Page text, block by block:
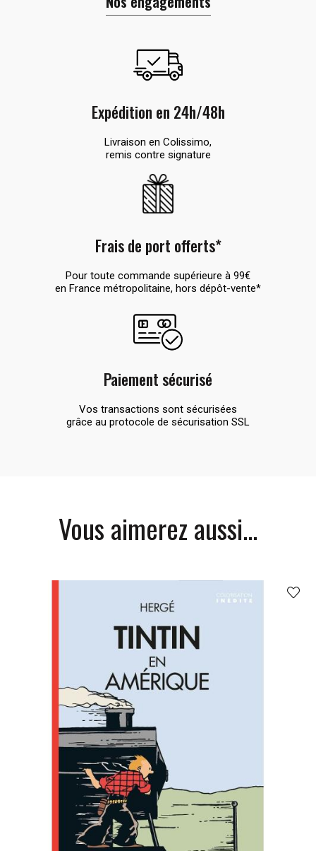
Expédition en 24h/48h
Livraison en Colissimo,
remis contre signature
Frais de port offerts*
Pour toute commande supérieure à 99€
en France métropolitaine, hors dépôt-vente*
Paiement sécurisé
Vos transactions sont sécurisées
grâce au protocole de sécurisation SSL
Vous aimerez aussi...